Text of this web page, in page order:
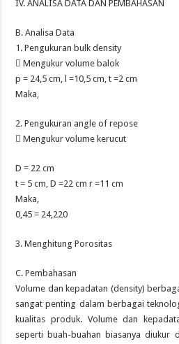
IV. ANALISA DATA DAN PEMBAHASAN
B. Analisa Data
1. Pengukuran bulk density
 Mengukur volume balok
p = 24,5 cm, l =10,5 cm, t =2 cm
Maka,
2. Pengukuran angle of repose
 Mengukur volume kerucut
D = 22 cm
t = 5 cm, D =22 cm r =11 cm
Maka,
0,45 = 24,220
3. Menghitung Porositas
C. Pembahasan
Volume dan kepadatan (density)
sangat penting dalam berbagai
kualitas produk. Volume dan
seperti buah-buahan biasanya diukur